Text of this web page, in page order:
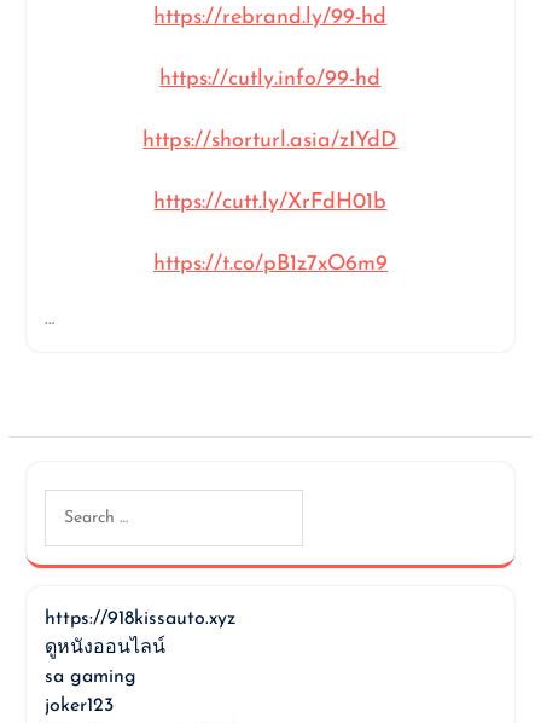
https://rebrand.ly/99-hd
https://cutly.info/99-hd
https://shorturl.asia/zIYdD
https://cutt.ly/XrFdH01b
https://t.co/pB1z7xO6m9
…
Search
for:
https://918kissauto.xyz
ดูหนังออนไลน์
sa gaming
joker123